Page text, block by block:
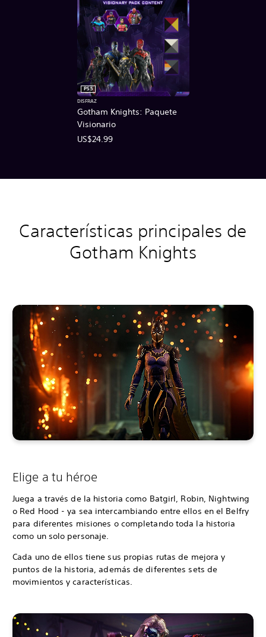
Gotham Knights: Paquete
Visionario
PS5
DISFRAZ
US$24.99
Características principales de
Gotham Knights
Elige a tu héroe
Juega a través de la historia como Batgirl, Robin, Nightwing
o Red Hood - ya sea intercambiando entre ellos en el Belfry
para diferentes misiones o completando toda la historia
como un solo personaje.
Cada uno de ellos tiene sus propias rutas de mejora y
puntos de la historia, además de diferentes sets de
movimientos y características.